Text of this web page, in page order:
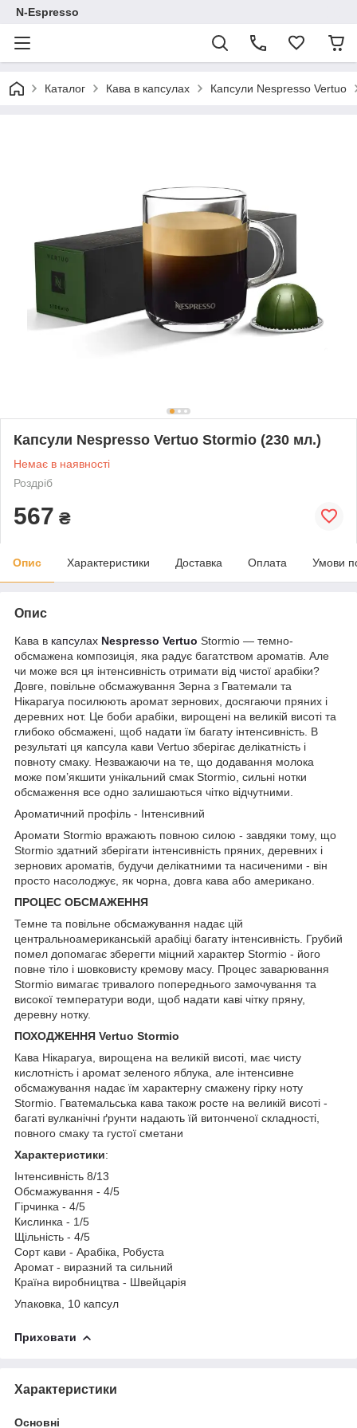
N-Espresso
Каталог Кава в капсулах Капсули Nespresso Vertuo
Капсули Nespresso Vertuo Stormio (230 мл.)
Немає в наявності
Роздріб
567 ₴
Опис Характеристики Доставка Оплата Умови
Опис
Кава в капсулах Nespresso Vertuo Stormio — темно-
обсмажена композиція, яка радує багатством ароматів. Але
чи може вся ця інтенсивність отримати від чистої арабіки?
Довге, повільне обсмажування Зерна з Гватемали та
Нікарагуа посилюють аромат зернових, досягаючи пряних і
деревних нот. Це боби арабіки, вирощені на великій висоті та
глибоко обсмажені, щоб надати їм багату інтенсивність. В
результаті ця капсула кави Vertuo зберігає делікатність і
повноту смаку. Незважаючи на те, що додавання молока
може пом’якшити унікальний смак Stormio, сильні нотки
обсмаження все одно залишаються чітко відчутними.
Ароматичний профіль - Інтенсивний
Аромати Stormio вражають повною силою - завдяки тому, що
Stormio здатний зберігати інтенсивність пряних, деревних і
зернових ароматів, будучи делікатними та насиченими - він
просто насолоджує, як чорна, довга кава або американо.
ПРОЦЕС ОБСМАЖЕННЯ
Темне та повільне обсмажування надає цій
центральноамериканській арабіці багату інтенсивність. Грубий
помел допомагає зберегти міцний характер Stormio - його
повне тіло і шовковисту кремову масу. Процес заварювання
Stormio вимагає тривалого попереднього замочування та
високої температури води, щоб надати каві чітку пряну,
деревну нотку.
ПОХОДЖЕННЯ Vertuo Stormio
Кава Нікарагуа, вирощена на великій висоті, має чисту
кислотність і аромат зеленого яблука, але інтенсивне
обсмажування надає їм характерну смажену гірку ноту
Stormio. Гватемальська кава також росте на великій висоті -
багаті вулканічні ґрунти надають їй витонченої складності,
повного смаку та густої сметани
Характеристики:
Інтенсивність 8/13
Обсмажування - 4/5
Гірчинка - 4/5
Кислинка - 1/5
Щільність - 4/5
Сорт кави - Арабіка, Робуста
Аромат - виразний та сильний
Країна виробництва - Швейцарія
Упаковка, 10 капсул
Приховати
Характеристики
Основні